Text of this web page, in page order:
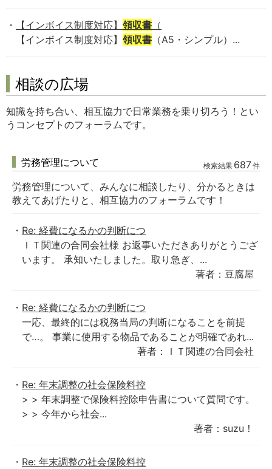
【インボイス制度対応】 領収書 （
【インボイス制度対応】 領収書 （A5・シンプル）...
相談の広場
知識を持ち合い、相互協力で日常業務を乗り切ろう！とい
うコンセプトのフォーラムです。
労務管理について 検索結果 687件
労務管理について、みんなに相談したり、分かるときは
教えてあげたりと、相互協力のフォーラムです！
Re: 経費になるかの判断につ
ＩＴ関連の合同会社様 お返事いただきありがとうござ
います。 承知いたしました。取り急ぎ、...
著者：豆腐屋
Re: 経費になるかの判断につ
一応、最終的には税務当局の判断になることを前提
で…。 事業に使用する物品であることが明確であれ...
著者：ＩＴ関連の合同会社
Re: 年末調整の社会保険料控
> > 年末調整で保険料控除申告書について質問です。
> > 今年から社会...
著者：suzu！
Re: 年末調整の社会保険料控